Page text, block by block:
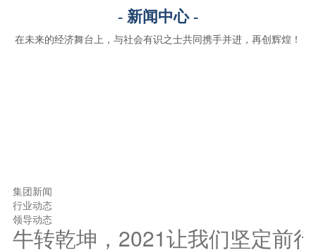
- 新闻中心 -
在未来的经济舞台上，与社会有识之士共同携手并进，再创辉煌！
集团新闻
行业动态
领导动态
牛转乾坤，2021让我们坚定前